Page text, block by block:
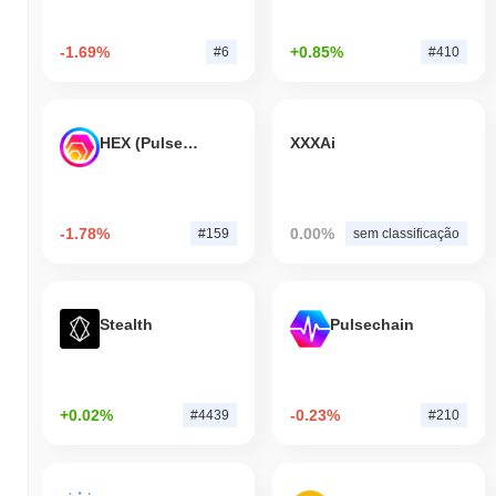
-1.69% #6 +0.85% #410
HEX (Pulsechain)
-1.78% #159
XXXAi
0.00% sem classificação
Stealth
+0.02% #4439
Pulsechain
-0.23% #210